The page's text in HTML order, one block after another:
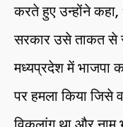
करते हुए उन्होंने कहा,
सरकार उसे ताकत से
मध्यप्रदेश में भाजपा
पर हमला किया जिसे